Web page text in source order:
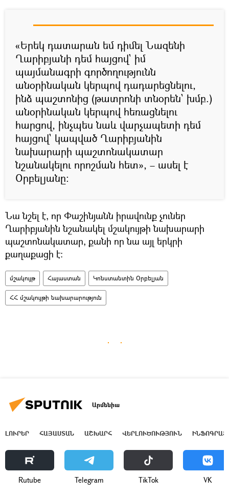
«Երեկ դատարան եմ դիմել Նազենի
Ղարիբյանի դեմ հայցով` իմ
պայմանագրի գործողությունն
անօրինական կերպով դադարեցնելու,
ինձ պաշտոնից (թատրոնի տնօրեն` խմբ.)
անօրինական կերպով հեռացնելու
հարցով, ինչպես նաև վարչապետի դեմ
հայցով` կապված Ղարիբյանին
նախարարի պաշտոնակատար
նշանակելու որոշման հետ», – ասել է
Օրբելյանը։
Նա նշել է, որ Փաշինյանն իրավունք չուներ
Ղարիբյանին նշանակել մշակույթի նախարարի
պաշտոնակատար, քանի որ նա այլ երկրի
քաղաքացի է։
մշակույթ Հայաստան Կոնստանտին Օրբելյան
ՀՀ մշակույթի նախարարություն
Արմենիա
ԼՈՒՐԵՐ ՀԱՅԱՍՏԱՆ ԱՇԽԱՐՀ ՎԵՐԼՈՒԾՈՒԹՅՈՒՆ
Rutube Telegram ТikТоk VK